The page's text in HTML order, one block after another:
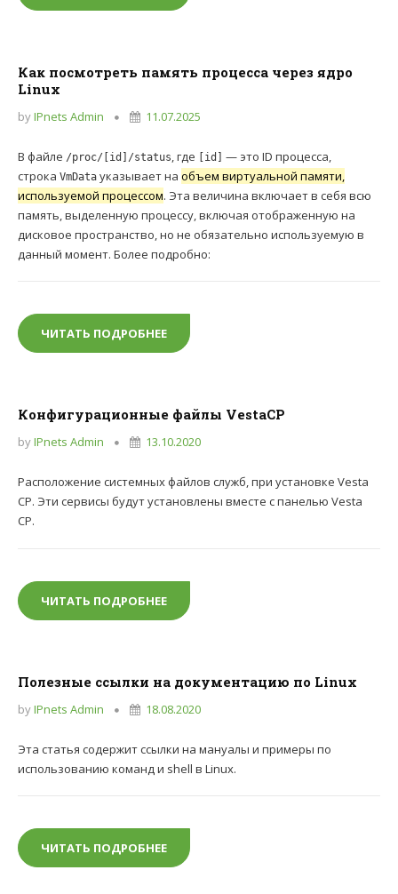
Как посмотреть память процесса через ядро
Linux
byIPnets Admin 11.07.2025
В файле /proc/[id]/status, где [id]
— это ID процесса,
строка VmData указывает на объем виртуальной памяти,
используемой процессом. Эта величина включает в себя всю
память, выделенную процессу, включая отображенную на
дисковое пространство, но не обязательно используемую в
данный момент. Более подробно:
ЧИТАТЬ ПОДРОБНЕЕ КАК ПОСМОТРЕТЬ ПАМЯТЬ ПРОЦЕССА
Конфигурационные файлы VestaCP
byIPnets Admin 13.10.2020
Расположение системных файлов служб, при установке Vesta
CP. Эти сервисы будут установлены вместе с панелью Vesta
CP.
ЧИТАТЬ ПОДРОБНЕЕ КОНФИГУРАЦИОННЫЕ ФАЙЛЫ
Полезные ссылки на документацию по Linux
byIPnets Admin 18.08.2020
Эта статья содержит ссылки на мануалы и примеры по
использованию команд и shell в Linux.
ЧИТАТЬ ПОДРОБНЕЕ ПОЛЕЗНЫЕ ССЫЛКИ НА